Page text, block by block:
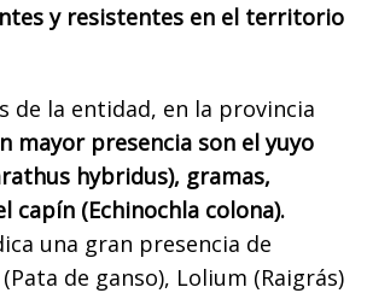
y resistentes en el territorio
de la entidad, en la provincia
mayor presencia son el yuyo
hybridus), gramas,
capín (Echinochla colona).
una gran presencia de
de ganso), Lolium (Raigrás)